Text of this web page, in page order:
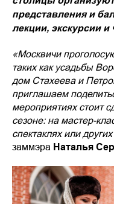
представления и
лекции, экскурсии и
«Москвичи
таких как усадьбы
дом Стахеева и
приглашаем
мероприятиях стоит
сезоне: на мастер-
спектаклях или
заммэра Наталья